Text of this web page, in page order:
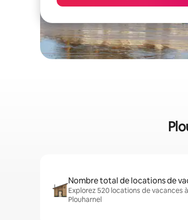
Nombre total de locations de
Explorez 520 locations de vacances à
Plouharnel